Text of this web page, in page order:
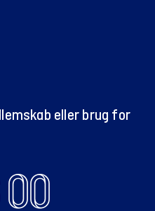
eller brug for